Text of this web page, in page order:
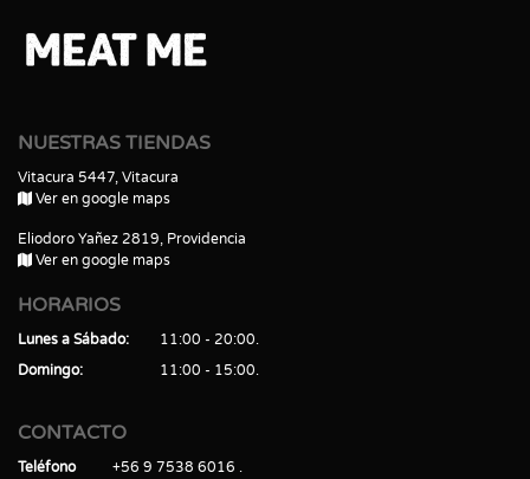
NUESTRAS TIENDAS
Vitacura 5447, Vitacura
Ver en google maps
Eliodoro Yañez 2819, Providencia
Ver en google maps
HORARIOS
Lunes a Sábado
11:00 - 20:00
Domingo
11:00 - 15:00
CONTACTO
Teléfono
+56 9 7538 6016